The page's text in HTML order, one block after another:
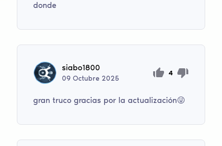
donde
siabo1800
09Octubre 2025
4
gran truco gracias por la actualización😜